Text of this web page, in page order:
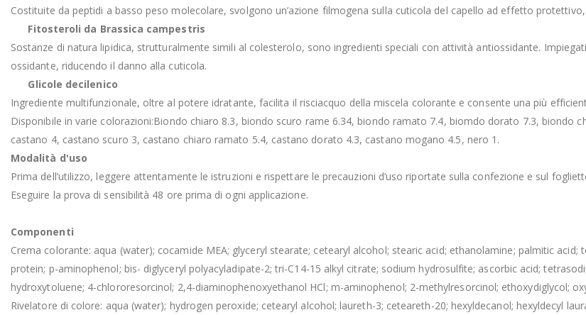
Costituite da peptidi a basso peso molecolare, svolgono un’azione filmogena sulla cuticola del capello ad effetto
Fitosteroli da Brassica campestris
Sostanze di natura lipidica, strutturalmente simili al colesterolo, sono ingredienti speciali con attività antiossidante.
ossidante, riducendo il danno alla cuticola.
Glicole decilenico
Ingrediente multifunzionale, oltre al potere idratante, facilita il risciacquo della miscela colorante e consente una più
Disponibile in varie colorazioni:Biondo chiaro 8.3, biondo scuro rame 6.34, biondo ramato 7.4, biomdo dorato 7.3, biondo
castano 4, castano scuro 3, castano chiaro ramato 5.4, castano dorato 4.3, castano mogano 4.5, nero 1.
Modalità d'uso
Prima dell’utilizzo, leggere attentamente le istruzioni e rispettare le precauzioni d’uso riportate sulla confezione e sul
Eseguire la prova di sensibilità 48 ore prima di ogni applicazione.
Componenti
Crema colorante: aqua (water); cocamide MEA; glyceryl stearate; cetearyl alcohol; stearic acid; ethanolamine; palmitic
protein; p-aminophenol; bis- diglyceryl polyacyladipate-2; tri-C14-15 alkyl citrate; sodium hydrosulfite; ascorbic acid;
hydroxytoluene; 4-chlororesorcinol; 2,4-diaminophenoxyethanol HCl; m-aminophenol; 2-methylresorcinol; ethoxydiglycol;
Rivelatore di colore: aqua (water); hydrogen peroxide; cetearyl alcohol; laureth-3; ceteareth-20; hexyldecanol; hexyldecyl